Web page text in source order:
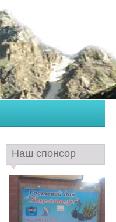
Наш спонсор